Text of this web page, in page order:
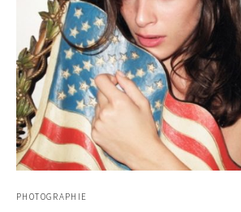
PHOTOGRAPHIE